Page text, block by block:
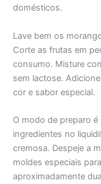
domésticos.
Lave bem os
Corte as frutas em
consumo. Misture
sem lactose.
cor e sabor especial.
O modo de preparo
ingredientes no
cremosa. Despeje a
moldes especiais
aproximadamente